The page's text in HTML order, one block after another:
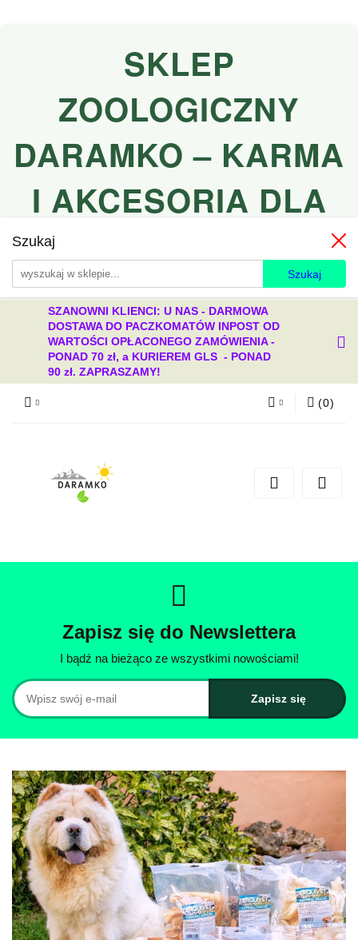
SKLEP
ZOOLOGICZNY
DARAMKO – KARMA
I AKCESORIA DLA
PSÓW I KOTÓW
Szukaj
SZANOWNI KLIENCI: U NAS - DARMOWA
DOSTAWA DO PACZKOMATÓW INPOST OD
WARTOŚCI OPŁACONEGO ZAMÓWIENIA -
PONAD 70 zł, a KURIEREM GLS - PONAD
90 zł. ZAPRASZAMY!
Dodaj zgłoszenie
(0)
Zapisz się do Newslettera
I bądź na bieżąco ze wszystkimi nowościami!